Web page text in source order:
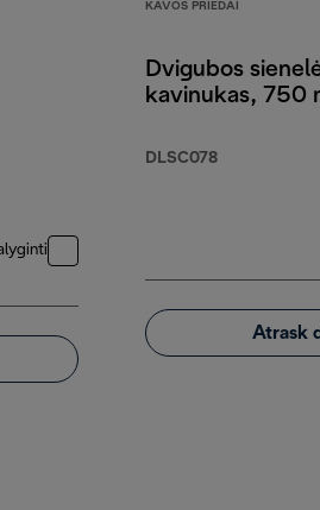
KAVOS PRIEDAI
Dvigubos
kavinukas, 750
DLSC078
Atrask